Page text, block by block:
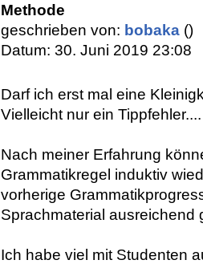
Methode
geschrieben von: bobaka ()
Datum: 30. Juni 2019 23:08
Darf ich erst mal eine
Vielleicht nur ein Tippfehler....
Nach meiner Erfahrung
Grammatikregel induktiv
vorherige
Sprachmaterial ausreichend
Ich habe viel mit Studenten